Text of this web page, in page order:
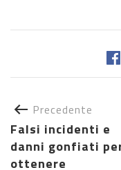
Precedente
Falsi incidenti e
danni gonfiati
ottenere